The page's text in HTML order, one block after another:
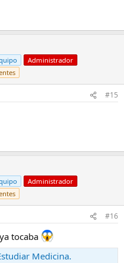
Administrador
#15
Administrador
#16
tocaba
Medicina.